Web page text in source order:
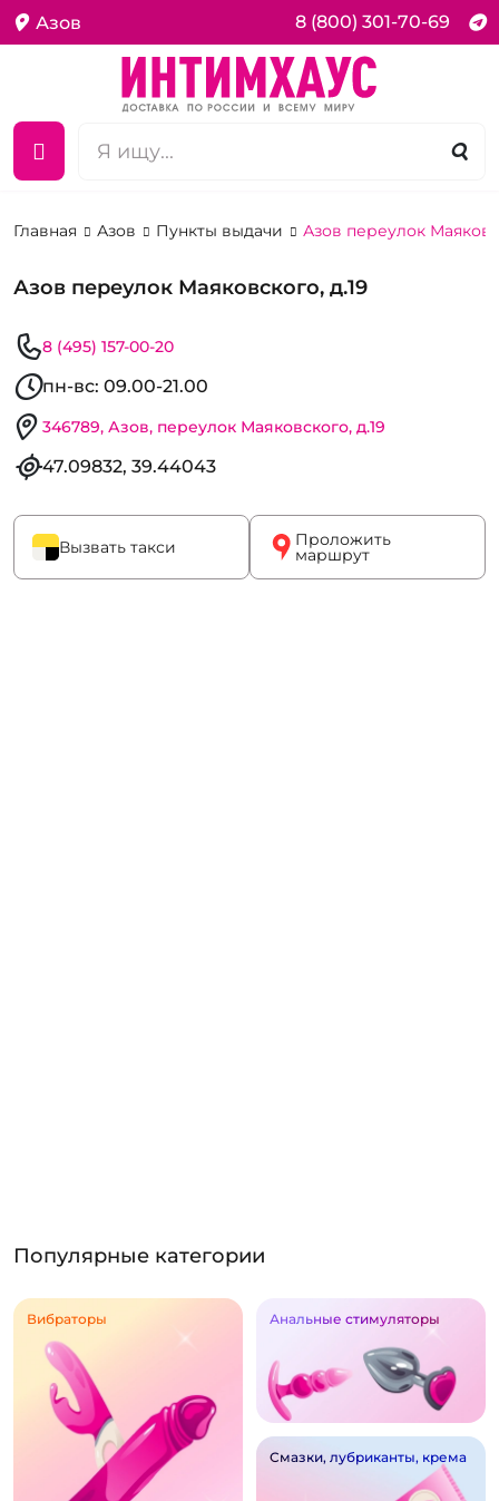
Азов 8 (800) 301-70-69
Главная Азов Пункты выдачи Азов переулок
Азов переулок Маяковского, д.19
8 (495) 157-00-20
пн-вс: 09.00-21.00
346789, Азов, переулок Маяковского, д.19
47.09832, 39.44043
Вызвать такси Проложить
маршрут
Популярные категории
Вибраторы Анальные стимуляторы
Смазки, лубриканты, крема